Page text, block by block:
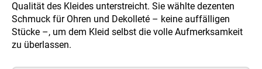
Qualität des Kleides unterstreicht. Sie wählte dezenten
Schmuck für Ohren und Dekolleté – keine auffälligen
Stücke –, um dem Kleid selbst die volle Aufmerksamkeit
zu überlassen.